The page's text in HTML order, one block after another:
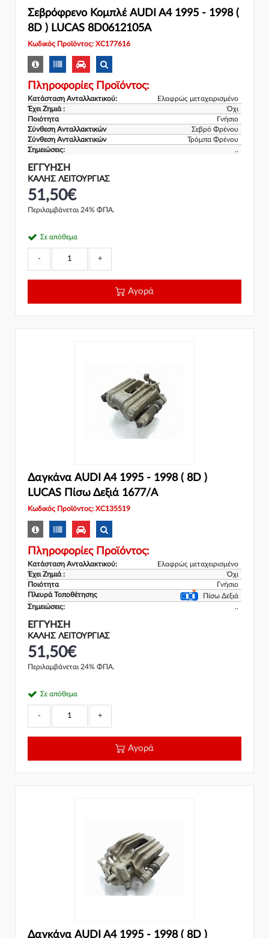
Σεβρόφρενο Κομπλέ AUDI A4 1995 - 1998 (
8D ) LUCAS 8D0612105A
Κωδικός Προϊόντος: XC177616
Πληροφορίες Προϊόντος:
Κατάσταση Ανταλλακτικού:
Ελαφρώς μεταχειρισμένο
Έχει Ζημιά :
Όχι
Ποιότητα
Γνήσιο
Σύνθεση Ανταλλακτικών
Σεβρό Φρένου
Σύνθεση Ανταλλακτικών
Τρόμπα Φρένου
Σημειώσεις:
..
ΕΓΓΎΗΣΗ
ΚΑΛΗΣ ΛΕΙΤΟΥΡΓΙΑΣ
51,50€
Περιλαμβάνεται 24% ΦΠΑ.
Σε απόθεμα
- +
Αγορά
Δαγκάνα AUDI A4 1995 - 1998 ( 8D )
LUCAS Πίσω Δεξιά 1677/A
Κωδικός Προϊόντος: XC135519
Πληροφορίες Προϊόντος:
Κατάσταση Ανταλλακτικού:
Ελαφρώς μεταχειρισμένο
Έχει Ζημιά :
Όχι
Ποιότητα
Γνήσιο
Πλευρά Τοποθέτησης
Πίσω Δεξιά
Σημειώσεις:
..
ΕΓΓΎΗΣΗ
ΚΑΛΗΣ ΛΕΙΤΟΥΡΓΙΑΣ
51,50€
Περιλαμβάνεται 24% ΦΠΑ.
Σε απόθεμα
- +
Αγορά
Δαγκάνα AUDI A4 1995 - 1998 ( 8D )